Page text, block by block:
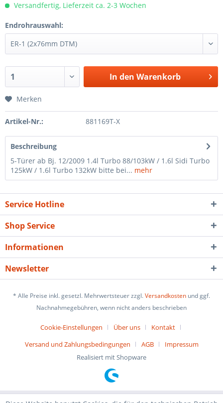
Versandfertig, Lieferzeit ca. 2-3 Wochen
Endrohrauswahl:
In den Warenkorb
Merken
Artikel-Nr.: 881169T-X
Beschreibung
5-Türer ab Bj. 12/2009 1.4l Turbo 88/103kW / 1.6l Sidi Turbo
125kW / 1.6l Turbo 132kW bitte bei... mehr
Service Hotline
Shop Service
Informationen
Newsletter
* Alle Preise inkl. gesetzl. Mehrwertsteuer zzgl.Versandkosten und ggf.
Nachnahmegebühren, wenn nicht anders beschrieben
Cookie-Einstellungen Über uns
Kontakt
Versand und Zahlungsbedingungen
AGB
Impressum
Realisiert mit Shopware